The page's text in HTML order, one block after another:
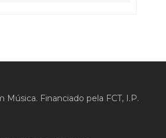
Financiado pela FCT, I.P.